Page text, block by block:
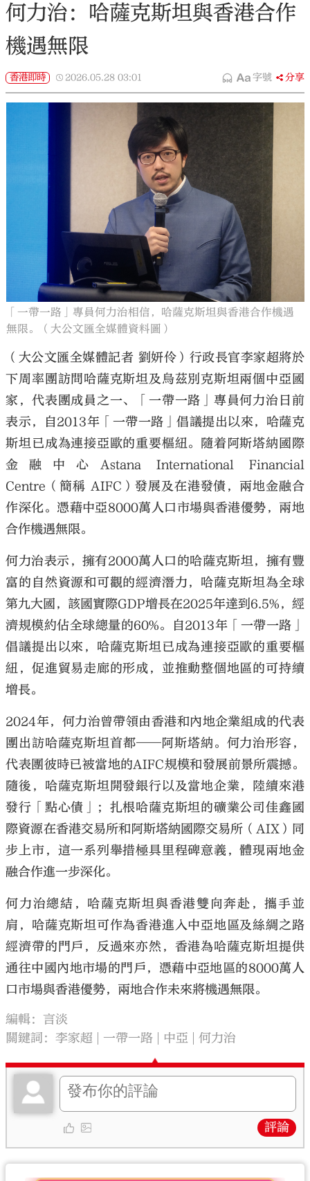
何力治：哈薩克斯坦與香港合作
機遇無限
香港即時 2026.05.28 03:01 字號 分享
「一帶一路」專員何力治相信，哈薩克斯坦與香港合作機遇
無限。（大公文匯全媒體資料圖）
（大公文匯全媒體記者 劉妍伶）行政長官李家超將於
下周率團訪問哈薩克斯坦及烏茲別克斯坦兩個中亞國
家，代表團成員之一、「一帶一路」專員何力治日前
表示，自2013年「一帶一路」倡議提出以來，哈薩克
斯坦已成為連接亞歐的重要樞紐。隨着阿斯塔納國際
金融中心Astana International Financial
Centre（簡稱 AIFC）發展及在港發債，兩地金融合
作深化。憑藉中亞8000萬人口市場與香港優勢，兩地
合作機遇無限。
何力治表示，擁有2000萬人口的哈薩克斯坦，擁有豐
富的自然資源和可觀的經濟潛力，哈薩克斯坦為全球
第九大國，該國實際GDP增長在2025年達到6.5%，經
濟規模約佔全球總量的60%。自2013年「一帶一路」
倡議提出以來，哈薩克斯坦已成為連接亞歐的重要樞
紐，促進貿易走廊的形成，並推動整個地區的可持續
增長。
2024年，何力治曾帶領由香港和內地企業組成的代表
團出訪哈薩克斯坦首都——阿斯塔納。何力治形容，
代表團彼時已被當地的AIFC規模和發展前景所震撼。
隨後，哈薩克斯坦開發銀行以及當地企業，陸續來港
發行「點心債」；扎根哈薩克斯坦的礦業公司佳鑫國
際資源在香港交易所和阿斯塔納國際交易所（AIX）同
步上市，這一系列舉措極具里程碑意義，體現兩地金
融合作進一步深化。
何力治總結，哈薩克斯坦與香港雙向奔赴，攜手並
肩，哈薩克斯坦可作為香港進入中亞地區及絲綢之路
經濟帶的門戶，反過來亦然，香港為哈薩克斯坦提供
通往中國內地市場的門戶，憑藉中亞地區的8000萬人
口市場與香港優勢，兩地合作未來將機遇無限。
編輯：言淡
關鍵詞：李家超 一帶一路 中亞 何力治
評論